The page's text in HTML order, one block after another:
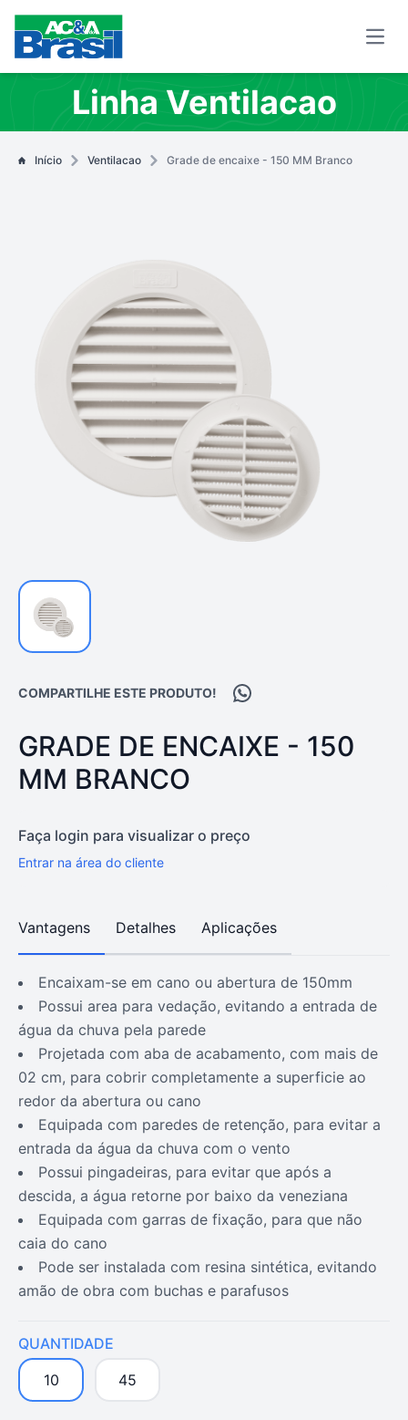
Linha Ventilacao
Início Ventilacao Grade de encaixe - 150 MM Branco
COMPARTILHE ESTE PRODUTO! Compartilhar no
PRODUTO:
GRADE DE ENCAIXE - 150
MM BRANCO
Faça login para visualizar o preço
Entrar na área do cliente
Vantagens Detalhes Aplicações
encaixam-se em cano ou abertura de 150mm
possui area para vedação, evitando a entrada de
água da chuva pela parede
projetada com aba de acabamento, com mais de
02 cm, para cobrir completamente a superficie ao
redor da abertura ou cano
equipada com paredes de retenção, para evitar a
entrada da água da chuva com o vento
possui pingadeiras, para evitar que após a
descida, a água retorne por baixo da veneziana
equipada com garras de fixação, para que não
caia do cano
pode ser instalada com resina sintética, evitando
amão de obra com buchas e parafusos
QUANTIDADE
10
45